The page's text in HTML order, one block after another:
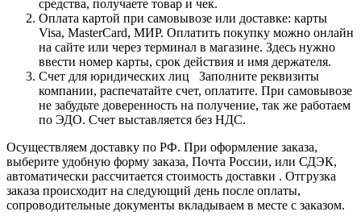
средства, получаете товар и чек.
Оплата картой при самовывозе или доставке: карты
Visa, MasterCard, МИР. Оплатить покупку можно онлайн
на сайте или через терминал в магазине. Здесь нужно
ввести номер карты, срок действия и имя держателя.
Счет для юридических лиц Заполните реквизиты
компании, распечатайте счет, оплатите. При самовывозе
не забудьте доверенность на получение, так же работаем
по ЭДО. Счет выставляется без НДС.
Осуществляем доставку по РФ. При оформление заказа,
выберите удобную форму заказа, Почта России, или СДЭК,
автоматически рассчитается стоимость доставки . Отгрузка
заказа происходит на следующий день после оплаты,
сопроводительные документы вкладываем в месте с заказом.